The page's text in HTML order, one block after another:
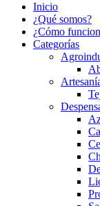
Inicio
¿Qué somos?
¿Cómo
Categorías